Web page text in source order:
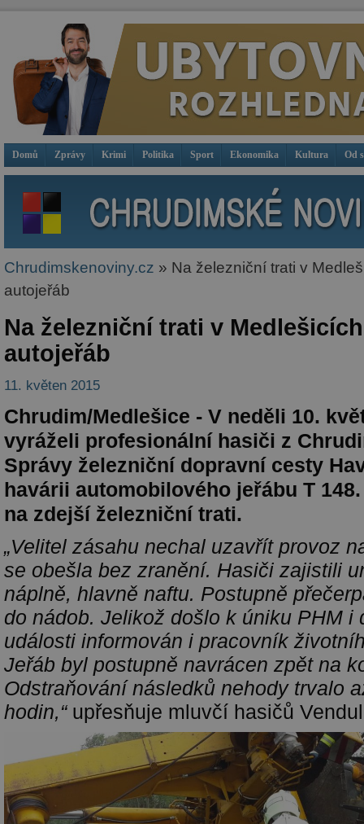
Domů Zprávy Krimi Politika Sport Ekonomika Kultura Od
Chrudimskenoviny.cz » Na železniční trati v
autojeřáb
Na železniční trati v
autojeřáb
11. květen 2015
Chrudim/Medlešice - V neděli 10.
vyráželi profesionální hasiči z
Správy železniční dopravní cesty
havárii automobilového jeřábu T
na zdejší železniční trati.
„Velitel zásahu nechal uzavřít provoz
se obešla bez zranění. Hasiči zajistili
náplně, hlavně naftu. Postupně
do nádob. Jelikož došlo k úniku PHM i
události informován i pracovník
Jeřáb byl postupně navrácen zpět na
Odstraňování následků nehody trvalo
hodin,“upřesňuje mluvčí hasičů